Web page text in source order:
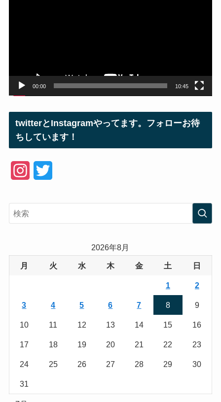
00:00 10:45
twitterとInstagramやってます。フォローお待
ちしています！
e
2026年8月
月 火 水 木 金 土 日
1 2
3 4 5 6 7 8 9
10 11 12 13 14 15 16
17 18 19 20 21 22 23
24 25 26 27 28 29 30
31